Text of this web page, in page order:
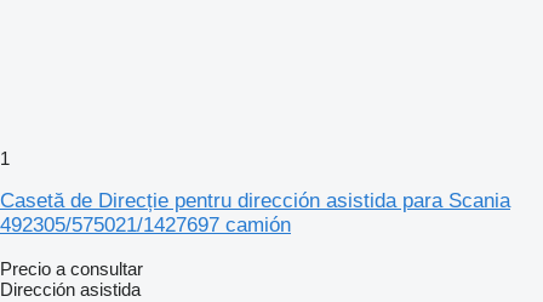
1
Casetă de Direcție pentru dirección asistida para Scania
492305/575021/1427697 camión
Precio a consultar
Dirección asistida